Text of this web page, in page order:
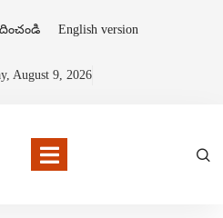
English version
August 9, 2026